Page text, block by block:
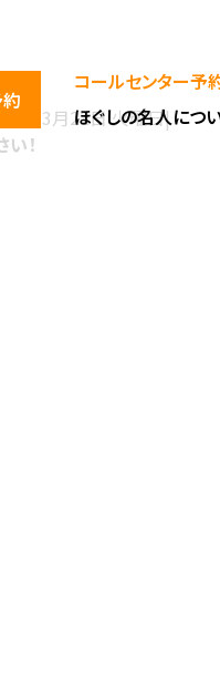
コールセンター予
ほぐしの名人につ
年3月22日 火曜日|
！